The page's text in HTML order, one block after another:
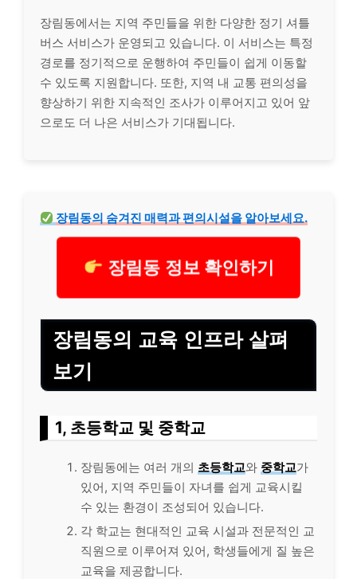
장림동에서는 지역 주민들을 위한 다양한 정기 셔틀
버스 서비스가 운영되고 있습니다. 이 서비스는 특정
경로를 정기적으로 운행하여 주민들이 쉽게 이동할
수 있도록 지원합니다. 또한, 지역 내 교통 편의성을
향상하기 위한 지속적인 조사가 이루어지고 있어 앞
으로도 더 나은 서비스가 기대됩니다.
장림동의 숨겨진 매력과 편의시설을 알아보세요.
장림동 정보 확인하기
장림동의 교육 인프라 살펴
보기
1, 초등학교 및 중학교
장림동에는 여러 개의 초등학교와 중학교가
있어, 지역 주민들이 자녀를 쉽게 교육시킬
수 있는 환경이 조성되어 있습니다.
각 학교는 현대적인 교육 시설과 전문적인 교
직원으로 이루어져 있어, 학생들에게 질 높은
교육을 제공합니다.